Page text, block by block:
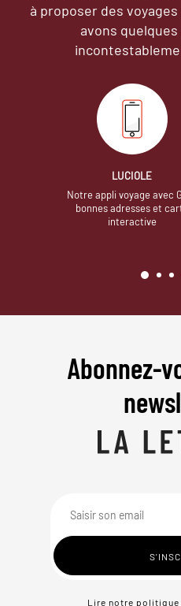
à proposer des
avons
LUCIOLE
Notre appli voyage avec
bonnes adresses et
interactive
Abonnez-
Lire notre